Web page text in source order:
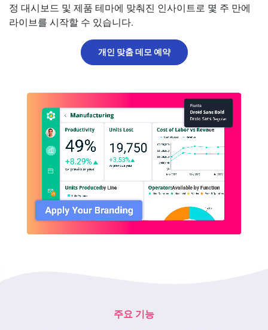
정 대시보드 및 제품 테마에 맞춰진 인사이트로 몇 주 만에
라이브를 시작할 수 있습니다.
개인 맞춤 데모 예약
주요 기능